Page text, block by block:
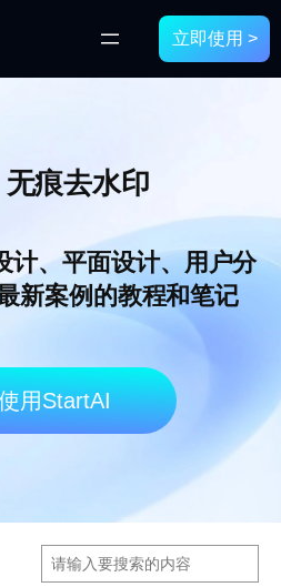
立即使用 >
无痕去水印
、平面设计、用户分
新案例的教程和笔记
用StartAI
搜
索